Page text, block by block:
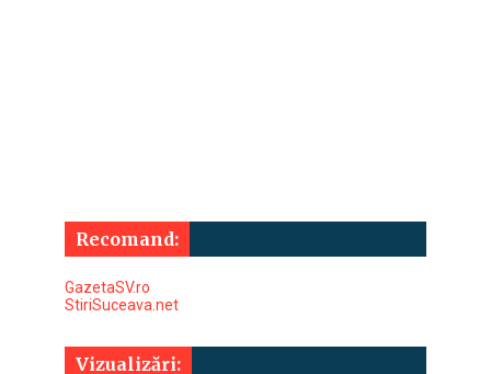
Recomand:
GazetaSV.ro
StiriSuceava.net
Vizualizări: